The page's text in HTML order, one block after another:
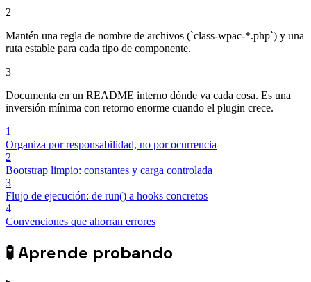
2
Mantén una regla de nombre de archivos (`class-wpac-*.php`) y una
ruta estable para cada tipo de componente.
3
Documenta en un README interno dónde va cada cosa. Es una
inversión mínima con retorno enorme cuando el plugin crece.
1
Organiza por responsabilidad, no por ocurrencia
2
Bootstrap limpio: constantes y carga controlada
3
Flujo de ejecución: de run() a hooks concretos
4
Convenciones que ahorran errores
🧪Aprende probando